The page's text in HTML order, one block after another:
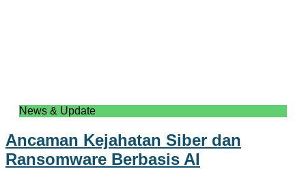
News & Update
Ancaman Kejahatan Siber dan
Ransomware Berbasis AI